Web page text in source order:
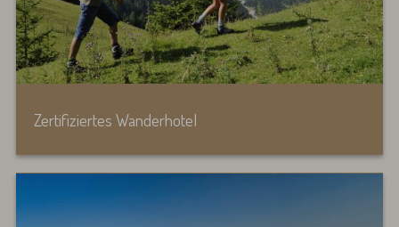
Zertifiziertes Wanderhotel